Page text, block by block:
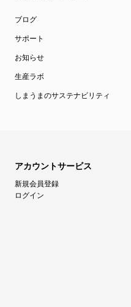
ブログ
サポート
お知らせ
生産ラボ
しまうまのサステナビリティ
アカウントサービス
新規会員登録
ログイン